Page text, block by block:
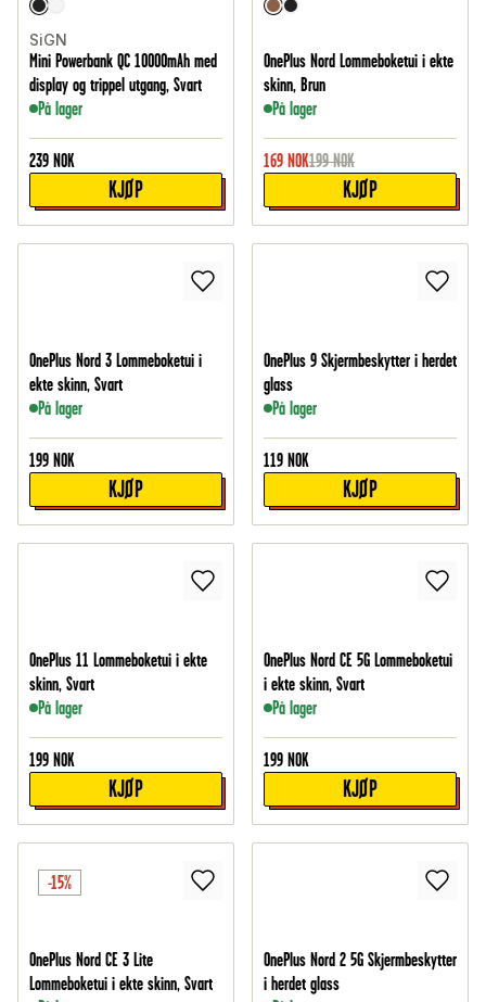
SiGN
Mini Powerbank QC 10000mAh med
display og trippel utgang, Svart
På lager
239 NOK
KJØP
OnePlus Nord Lommeboketui i ekte
skinn, Brun
På lager
169 NOK199 NOK
KJØP
OnePlus Nord 3 Lommeboketui i
ekte skinn, Svart
På lager
199 NOK
KJØP
OnePlus 9 Skjermbeskytter i herdet
glass
På lager
119 NOK
KJØP
OnePlus 11 Lommeboketui i ekte
skinn, Svart
På lager
199 NOK
KJØP
OnePlus Nord CE 5G Lommeboketui
i ekte skinn, Svart
På lager
199 NOK
KJØP
-15%
OnePlus Nord CE 3 Lite
Lommeboketui i ekte skinn, Svart
OnePlus Nord 2 5G Skjermbeskytter
i herdet glass